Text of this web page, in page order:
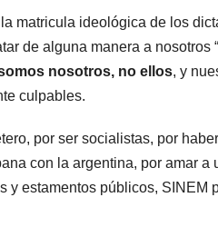
matricula ideológica de los
de alguna manera a nosotros
nosotros, no ellos, y
culpables.
por ser socialistas, por
con la argentina, por amar a
y estamentos públicos, SINEM
POLICIALES